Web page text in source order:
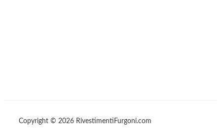
Copyright © 2026 RivestimentiFurgoni.com